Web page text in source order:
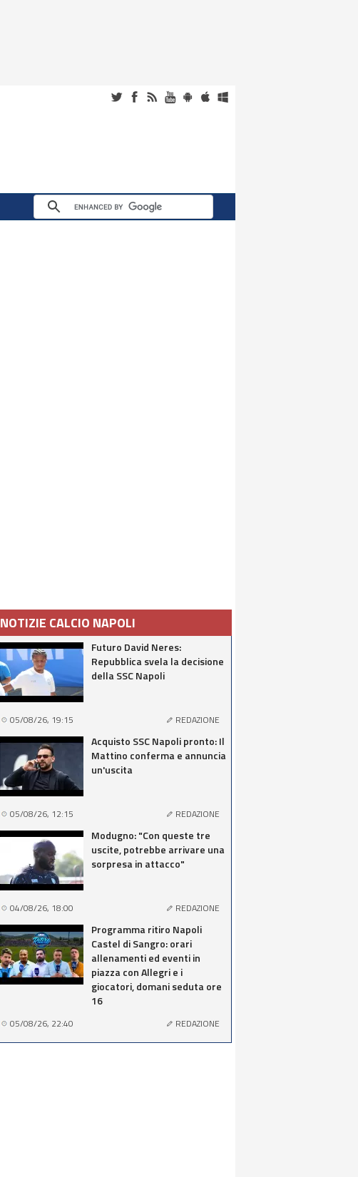
NOTIZIE CALCIO NAPOLI
Futuro David Neres:
Repubblica svela la decisione
della SSC Napoli
05/08/26, 19:15 REDAZIONE
Acquisto SSC Napoli pronto: Il
Mattino conferma e annuncia
un'uscita
05/08/26, 12:15 REDAZIONE
Modugno: "Con queste tre
uscite, potrebbe arrivare una
sorpresa in attacco"
04/08/26, 18:00 REDAZIONE
Programma ritiro Napoli
Castel di Sangro: orari
allenamenti ed eventi in
piazza con Allegri e i
giocatori, domani seduta ore
16
05/08/26, 22:40 REDAZIONE